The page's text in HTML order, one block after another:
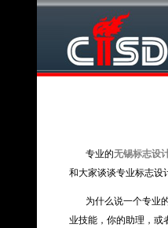
专业的无锡标志设
和大家谈谈专业标志设
为什么说一个专业的
业技能，你的助理，或